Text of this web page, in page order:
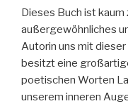
Dieses Buch ist kaum
außergewöhnliches
Autorin uns mit
besitzt eine
poetischen Worten
unserem inneren